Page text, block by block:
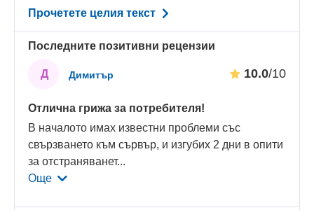
Прочетете целия текст
Последните позитивни рецензии
Д Димитър 10.0/10
Отлична грижа за потребителя!
В началото имах известни проблеми със
свързването към сървър, и изгубих 2 дни в опити
за отстраняванет...
Още